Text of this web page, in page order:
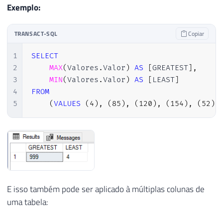
Exemplo:
TRANSACT-SQL Copiar
1
2
3
4
5
SELECT
MAX(Valores .Valor ) AS GREATEST]
,
MIN(Valores .Valor ) AS LEAST]
FROM
(VALUES ( 4 ) , ( 85 ) , ( 120 ) , ( 154 ) , ( 52 )
E isso também pode ser aplicado à múltiplas colunas de
uma tabela: